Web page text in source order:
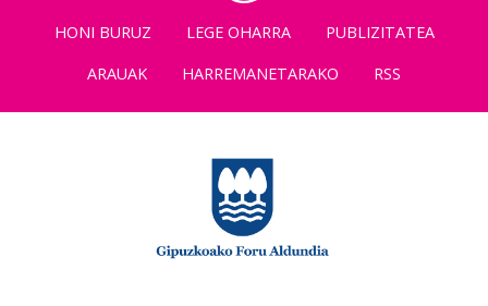
HONI BURUZ LEGE OHARRA
PUBLIZITATEA
ARAUAK
HARREMANETARAKO RSS